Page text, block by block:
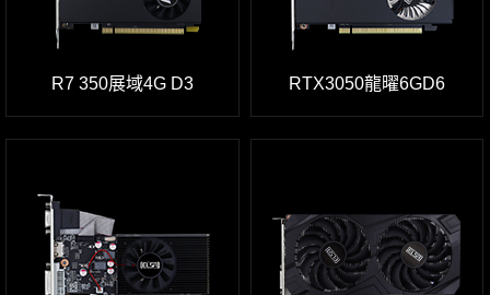
R7 350展域4G D3 RTX3050龍曜6GD6